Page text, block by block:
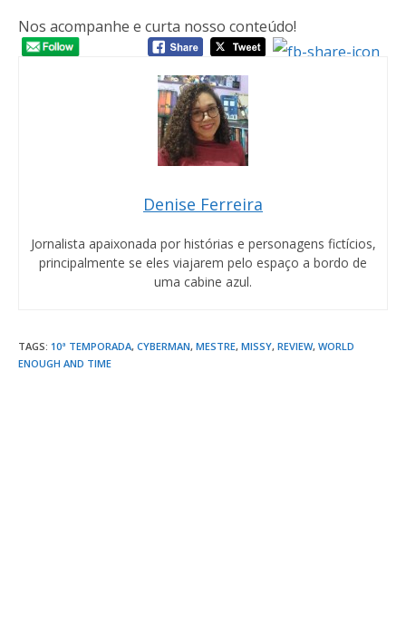
Nos acompanhe e curta nosso conteúdo!
Denise Ferreira
Jornalista apaixonada por histórias e personagens fictícios,
principalmente se eles viajarem pelo espaço a bordo de
uma cabine azul.
TAGS: 10ª TEMPORADA, CYBERMAN, MESTRE, MISSY, REVIEW, WORLD
ENOUGH AND TIME